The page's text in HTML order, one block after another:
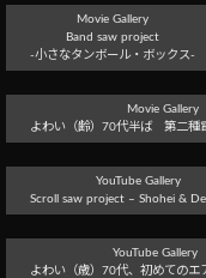
Movie Gallery
Band saw project
-小さなタンボール・ボックス-
Movie Gallery
よわい（齢）70代半ば 第二種
YouTube Gallery
Scroll saw project – Shohei &
YouTube Gallery
よわい（歳）70代、初めてのエ